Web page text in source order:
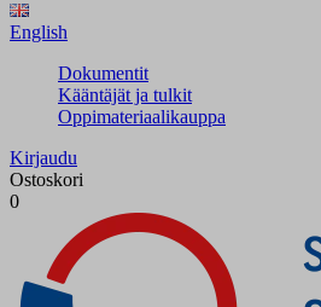
English
Dokumentit
Kääntäjät ja tulkit
Oppimateriaalikauppa
Kirjaudu
Ostoskori
0